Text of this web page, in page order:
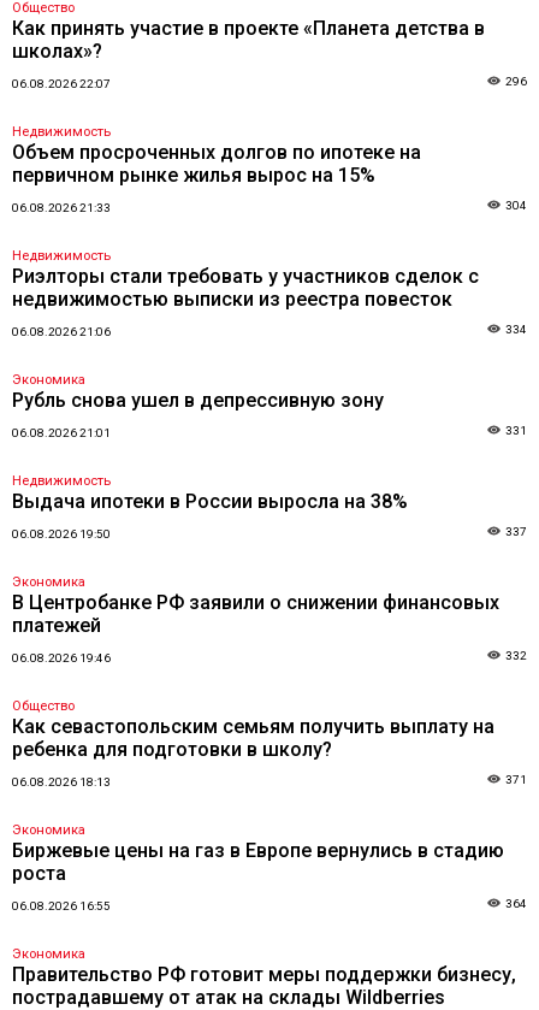
Общество
Как принять участие в проекте «Планета детства в
школах»?
06.08.2026 22:07 296
Недвижимость
Объем просроченных долгов по ипотеке на
первичном рынке жилья вырос на 15%
06.08.2026 21:33 304
Недвижимость
Риэлторы стали требовать у участников сделок с
недвижимостью выписки из реестра повесток
06.08.2026 21:06 334
Экономика
Рубль снова ушел в депрессивную зону
06.08.2026 21:01 331
Недвижимость
Выдача ипотеки в России выросла на 38%
06.08.2026 19:50 337
Экономика
В Центробанке РФ заявили о снижении финансовых
платежей
06.08.2026 19:46 332
Общество
Как севастопольским семьям получить выплату на
ребенка для подготовки в школу?
06.08.2026 18:13 371
Экономика
Биржевые цены на газ в Европе вернулись в стадию
роста
06.08.2026 16:55 364
Экономика
Правительство РФ готовит меры поддержки бизнесу,
пострадавшему от атак на склады Wildberries